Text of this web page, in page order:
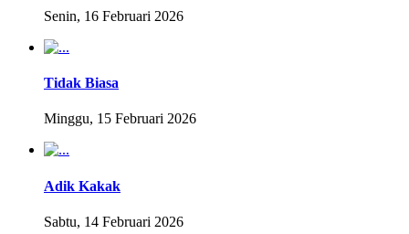
Senin, 16 Februari 2026
Tidak Biasa
Minggu, 15 Februari 2026
Adik Kakak
Sabtu, 14 Februari 2026